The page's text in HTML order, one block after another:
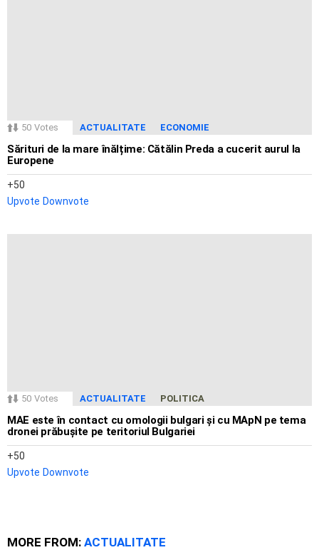
50 Votes ACTUALITATE ECONOMIE
Sărituri de la mare înălțime: Cătălin Preda a cucerit aurul la
Europene
50
Upvote Downvote
50 Votes ACTUALITATE POLITICA
MAE este în contact cu omologii bulgari și cu MApN pe tema
dronei prăbușite pe teritoriul Bulgariei
50
Upvote Downvote
MORE FROM: ACTUALITATE